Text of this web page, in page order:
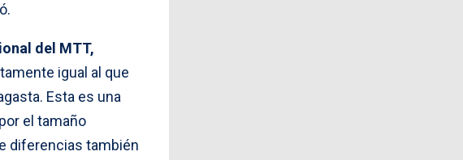
del MTT,
igual al que
Esta es una
el tamaño
diferencias también